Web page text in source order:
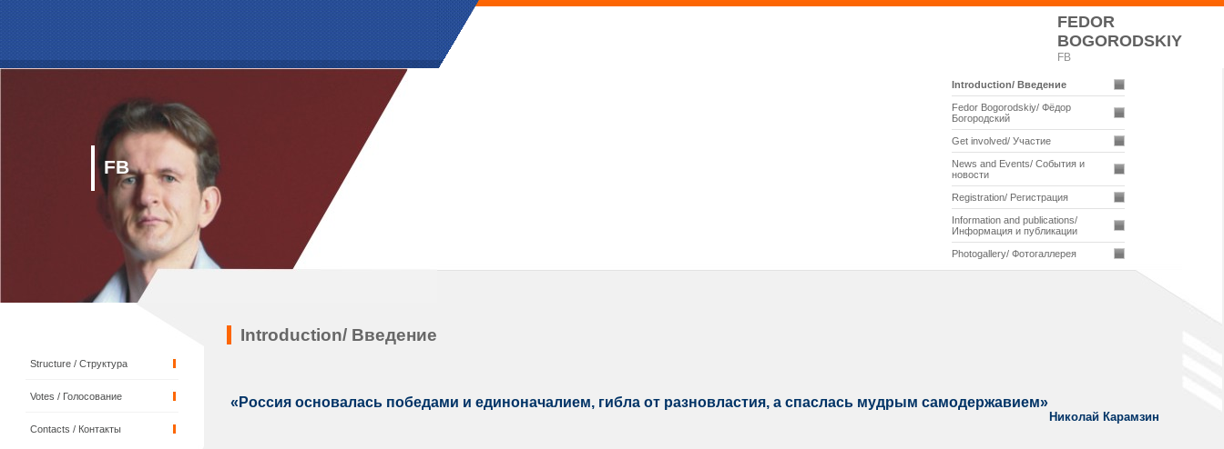
FEDOR
BOGORODSKIY
FB
FB
Introduction/ Введение
Fedor Bogorodskiy/ Фёдор
Богородский
Get involved/ Участие
News and Events/ События и
новости
Registration/ Регистрация
Information and publications/
Информация и публикации
Photogallery/ Фотогаллерея
Structure / Структура
Votes / Голосование
Contacts / Контакты
Introduction/ Введение
«Россия основалась победами и единоначалием, гибла от разновластия, а спаслась мудрым самодержавием»
Николай Карамзин